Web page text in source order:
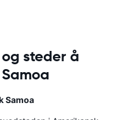
steder å
Samoa